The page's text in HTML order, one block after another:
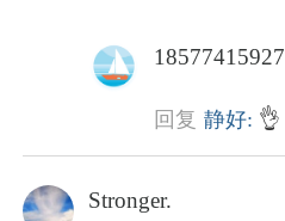
18577415927
回复 静好: 👌
Stronger.